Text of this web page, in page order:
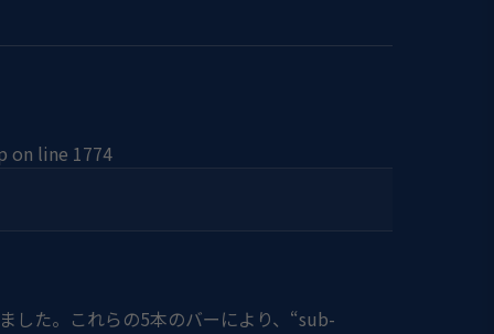
on line 1774
した。これらの5本のバーにより、“sub-